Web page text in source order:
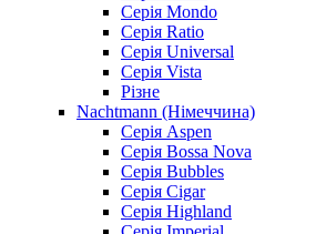
Серія Mondo
Серія Ratio
Серія Universal
Серія Vista
Різне
Nachtmann (Німеччина)
Серія Aspen
Серія Bossa Nova
Серія Bubbles
Серія Cigar
Серія Highland